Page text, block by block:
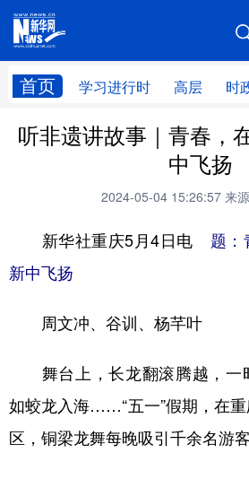
首页 学习进行时 高层 时
网站地图
学习进行时 高层
科技 科创
文化
访谈 视频
食品 人居 信
学术中国 乡村振兴 银
听非遗讲故事｜青春，
中飞扬
2024-05-04 15:26:57 来
新华社重庆5月4日电 题：
新中飞扬
周文冲、谷训、杨芊叶
舞台上，长龙翻滚腾越，一
如蛟龙入海……“五一”假期，在
区，铜梁龙舞每晚吸引千余名游客